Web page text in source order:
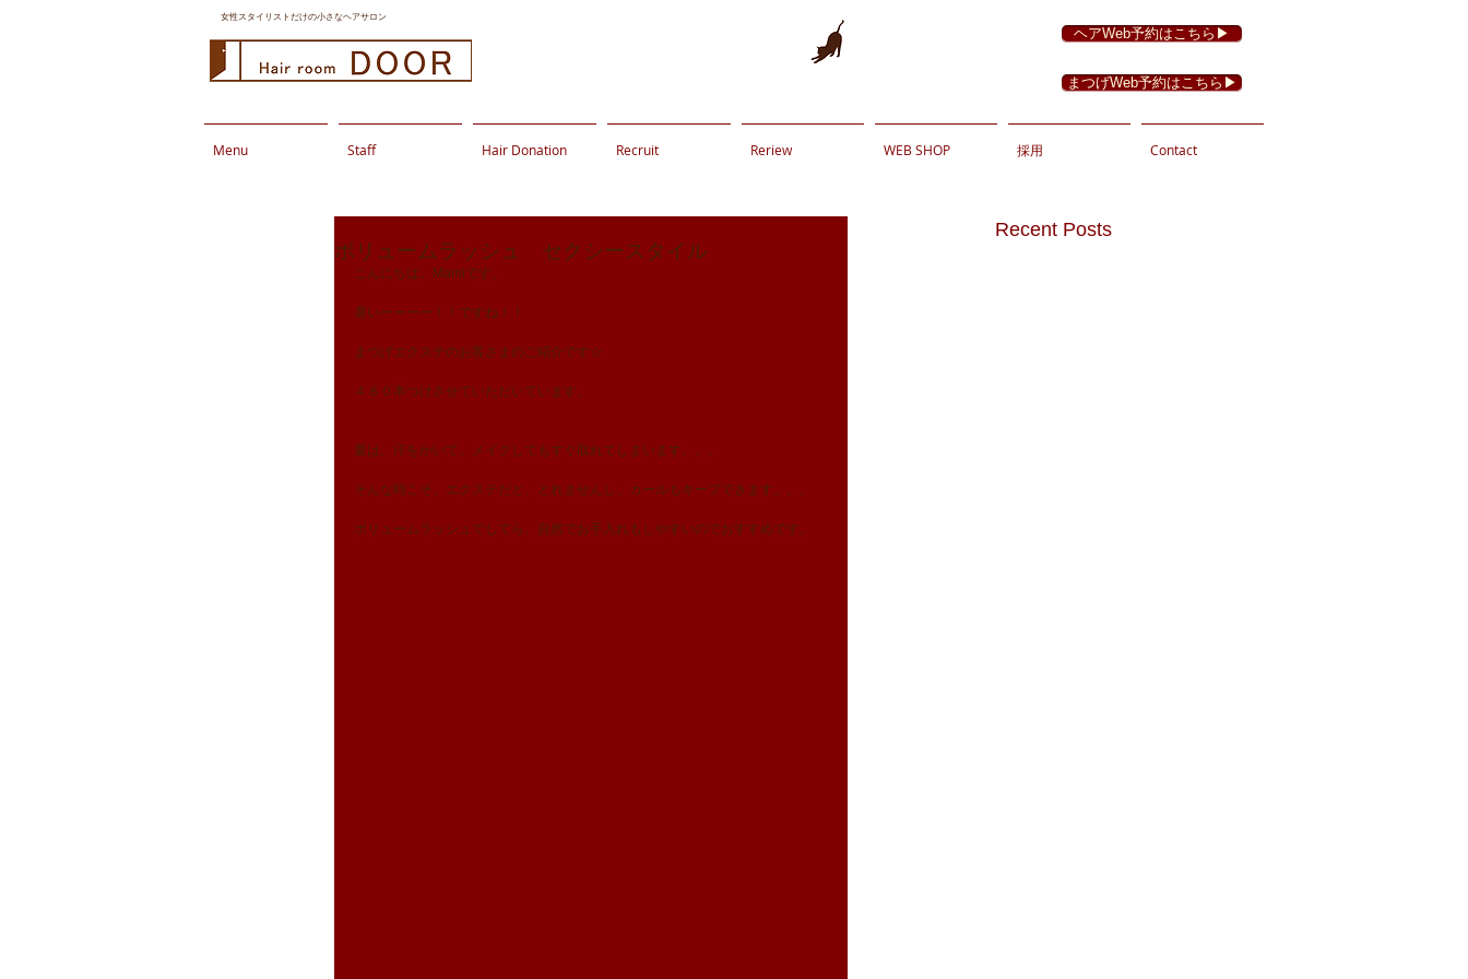
女性スタイリストだけの小さなヘアサロン
ヘアWeb予約はこちら▶︎
まつげWeb予約はこちら▶︎
Menu Staff Hair Donation Recruit Reriew WEB SHOP 採用 Contact
ボリュームラッシュ セクシースタイル
こんにちは。Mamiです。
暑いーーーー！！ですね！！
まつげエクステのお客さまのご紹介です☆
４８０本つけさせていただいています。
夏は、汗をかいて、メイクしてもすぐ取れてしまいます。。。
そんな時こそ、エクステだと、とれませんし、カールもキープできます。。。
ボリュームラッシュでしてら、自然でお手入れもしやすいのでおすすめです。
Recent Posts